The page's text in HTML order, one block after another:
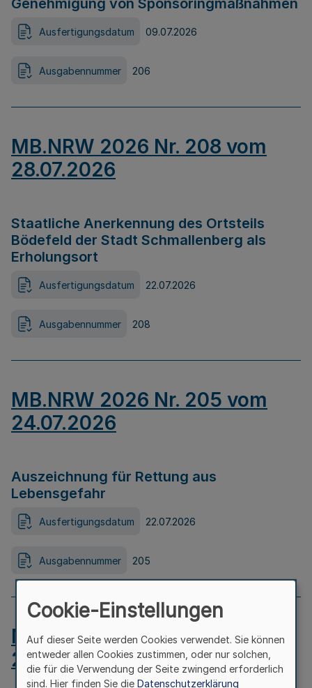
Genehmigung von Sponsoringmaßnahmen
Ausfertigungsdatum 09.07.2026
Ausgabennummer 206
MB.NRW 2026 Nr. 208 vom
28.07.2026
Staatliche Anerkennung des Ortsteils
Bödefeld der Stadt Schmallenberg als
Erholungsort
Ausfertigungsdatum 22.07.2026
Ausgabennummer 208
MB.NRW 2026 Nr. 205 vom
24.07.2026
Auszeichnung für Rettung aus
Lebensgefahr
Ausfertigungsdatum 22.07.2026
Ausgabennummer 205
MB.NRW 2026 Nr. 204 vom
24.07.2026
Cookie-Einstellungen
Auf dieser Seite werden Cookies verwendet. Sie können
entweder allen Cookies zustimmen, oder nur solchen,
die für die Verwendung der Seite zwingend erforderlich
sind. Hier finden Sie die Datenschutzerklärung